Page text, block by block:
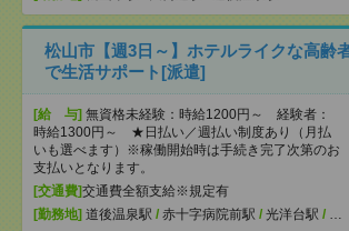
松山市【週3日～】ホテルライクな高齢
で生活サポート[派遣]
[給 与] 無資格未経験：時給1200円～ 経験者：
時給1300円～ ★日払い／週払い制度あり（月払
いも選べます）※稼働開始時は手続き完了次第のお
支払いとなります。
[交通費]交通費全額支給※規定有
[勤務地] 道後温泉駅 / 赤十字病院前駅 / 光洋台駅 / …